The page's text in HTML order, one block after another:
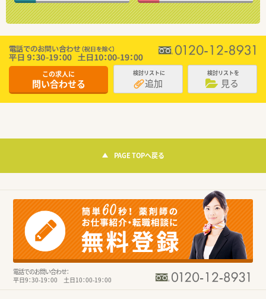
この求人に
問い合わせる
検討リストに
追加
検討リストを
見る
PAGE TOPへ戻る
電話でのお問い合わせ：
平日9：30-19：00 土日10：00-19：00